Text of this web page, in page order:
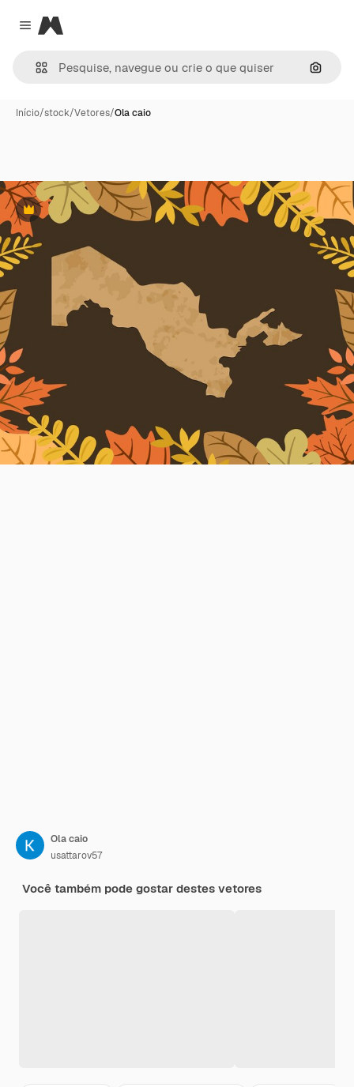
Close menu
Magnific
Início/stock/Vetores/Ola caio
Premium
Ola caio
usattarov57
Você também pode gostar destes vetores